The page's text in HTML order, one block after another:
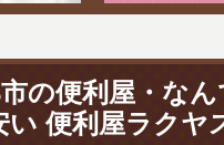
の便利屋・な
い 便利屋ラクヤ